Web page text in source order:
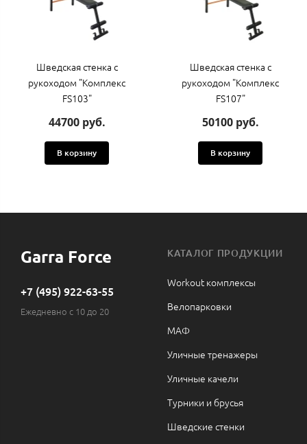
Шведская стенка с
рукоходом "Комплекс
FS103"
44700 руб.
В корзину
Шведская стенка с
рукоходом "Комплекс
FS107"
50100 руб.
В корзину
Garra Force
+7 (495) 922-63-55
Ежедневно с 10 до 20
КАТАЛОГ ПРОДУКЦИИ
Workout комплексы
Велопарковки
МАФ
Уличные тренажеры
Уличные качели
Турники и брусья
Шведские стенки